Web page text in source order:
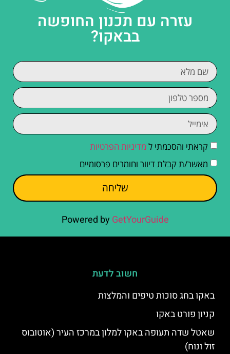
עזרה עם תכנון החופשה
בבאקו?
קראתי והסכמתי ל מדיניות הפרטיות
מאשר/ת קבלת דיוור וחומרים פרסומיים
שליחה
Powered by GetYourGuide
חשוב לדעת
באקו בחג סוכות טיפים והמלצות
קניון פורט באקו
שאטל שדה תעופה באקו למלון במרכז העיר (אוטובוס
זול ונוח)